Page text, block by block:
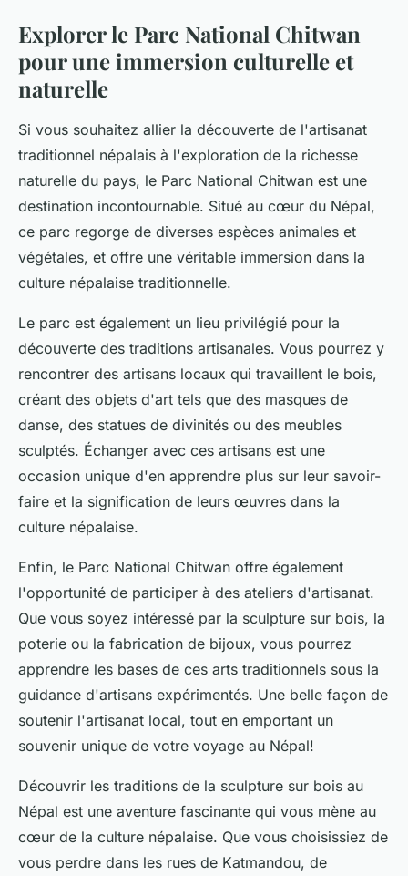
Explorer le Parc National Chitwan
pour une immersion culturelle et
naturelle
Si vous souhaitez allier la découverte de l'artisanat
traditionnel népalais à l'exploration de la richesse
naturelle du pays, le Parc National Chitwan est une
destination incontournable. Situé au cœur du Népal,
ce parc regorge de diverses espèces animales et
végétales, et offre une véritable immersion dans la
culture népalaise traditionnelle.
Le parc est également un lieu privilégié pour la
découverte des traditions artisanales. Vous pourrez y
rencontrer des artisans locaux qui travaillent le bois,
créant des objets d'art tels que des masques de
danse, des statues de divinités ou des meubles
sculptés. Échanger avec ces artisans est une
occasion unique d'en apprendre plus sur leur savoir-
faire et la signification de leurs œuvres dans la
culture népalaise.
Enfin, le Parc National Chitwan offre également
l'opportunité de participer à des ateliers d'artisanat.
Que vous soyez intéressé par la sculpture sur bois, la
poterie ou la fabrication de bijoux, vous pourrez
apprendre les bases de ces arts traditionnels sous la
guidance d'artisans expérimentés. Une belle façon de
soutenir l'artisanat local, tout en emportant un
souvenir unique de votre voyage au Népal!
Découvrir les traditions de la sculpture sur bois au
Népal est une aventure fascinante qui vous mène au
cœur de la culture népalaise. Que vous choisissiez de
vous perdre dans les rues de Katmandou, de